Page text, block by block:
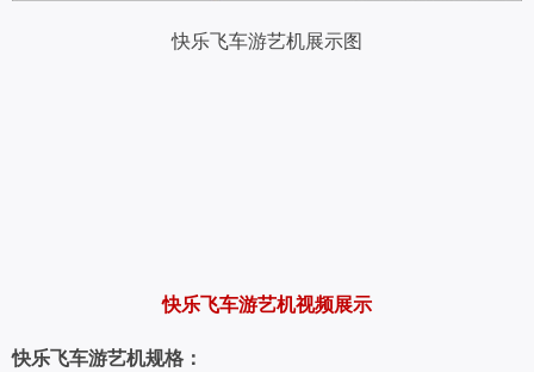
快乐飞车游艺机展示图
快乐飞车游艺机视频展示
快乐飞车游艺机规格：